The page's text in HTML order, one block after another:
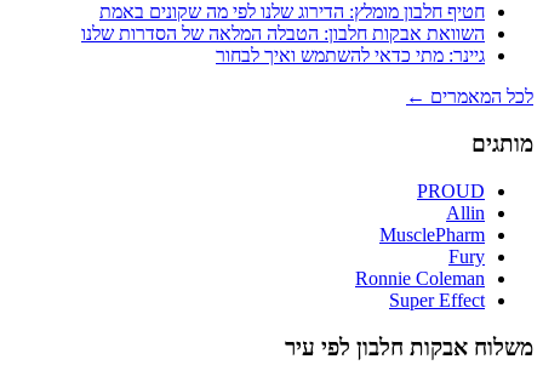
חטיף חלבון מומלץ: הדירוג שלנו לפי מה שקונים באמת
השוואת אבקות חלבון: הטבלה המלאה של הסדרות שלנו
גיינר: מתי כדאי להשתמש ואיך לבחור
לכל המאמרים ←
מותגים
PROUD
Allin
MusclePharm
Fury
Ronnie Coleman
Super Effect
משלוח אבקות חלבון לפי עיר